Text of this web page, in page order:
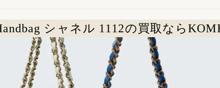
シャネル 1112の買取なら